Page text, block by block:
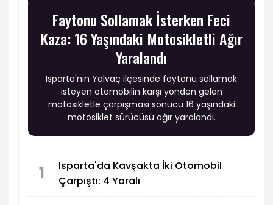
Faytonu Sollamak İsterken Feci
Kaza: 16 Yaşındaki Motosikletli Ağır
Yaralandı
Isparta'nın Yalvaç ilçesinde faytonu sollamak
isteyen otomobilin karşı yönden gelen
motosikletle çarpışması sonucu 16 yaşındaki
motosiklet sürücüsü ağır yaralandı.
1
Isparta'da Kavşakta İki Otomobil
Çarpıştı: 4 Yaralı